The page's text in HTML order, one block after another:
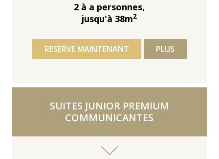
2 à a personnes,
jusqu'à 38m2
RESERVE MAINTENANT PLUS
SUITES JUNIOR PREMIUM
COMMUNICANTES